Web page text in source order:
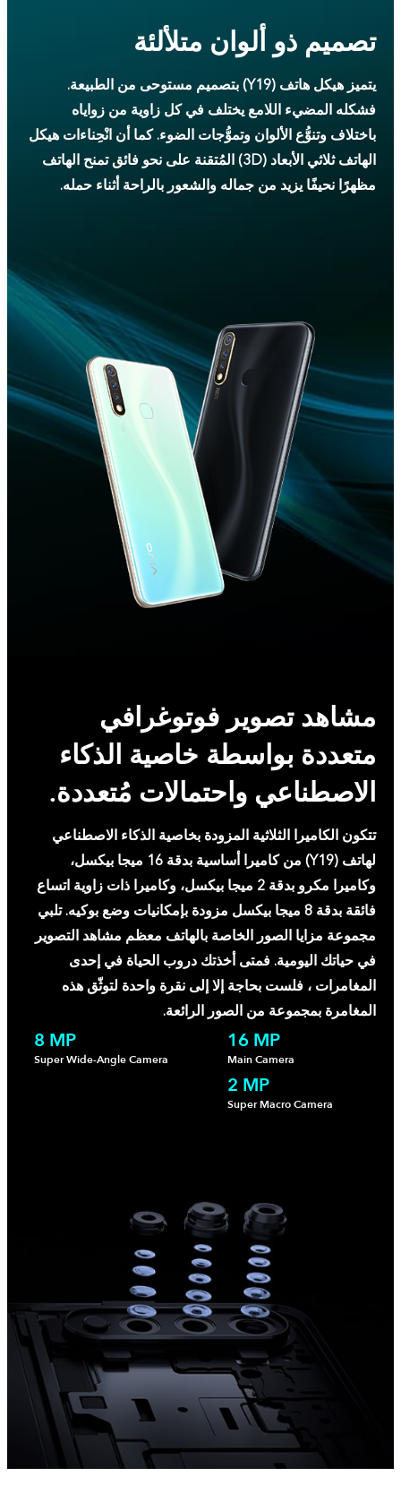
تصميم ذو ألوان متلألئة
يتميز هيكل هاتف (Y19) بتصميم مستوحى من الطبيعة.
فشكله المضيء اللامع يختلف في كل زاوية من زواياه
باختلاف وتنوُّع الألوان وتموُّجات الضوء. كما أن انْحِناءات هيكل
الهاتف ثلاثي الأبعاد (3D) المُتقنة على نحو فائق تمنح الهاتف
مظهرًا نحيفًا يزيد من جماله والشعور بالراحة أثناء حمله.
مشاهد تصوير فوتوغرافي
متعددة بواسطة خاصية الذكاء
الاصطناعي واحتمالات مُتعددة.
تتكون الكاميرا الثلاثية المزودة بخاصية الذكاء الاصطناعي
لهاتف (Y19) من كاميرا أساسية بدقة 16 ميجا بيكسل،
وكاميرا مكرو بدقة 2 ميجا بيكسل، وكاميرا ذات زاوية اتساع
فائقة بدقة 8 ميجا بيكسل مزودة بإمكانيات وضع بوكيه. تلبي
مجموعة مزايا الصور الخاصة بالهاتف معظم مشاهد التصوير
في حياتك اليومية. فمتى أخذتك دروب الحياة في إحدى
المغامرات ، فلست بحاجة إلا إلى نقرة واحدة لتوثّق هذه
المغامرة بمجموعة من الصور الرائعة.
16 MP
Main Camera
8 MP
Super Wide-Angle Camera
2 MP
Super Macro Camera